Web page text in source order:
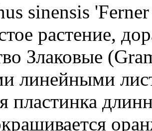
sinensis
растение,
Злаковые
линейными
пластинка